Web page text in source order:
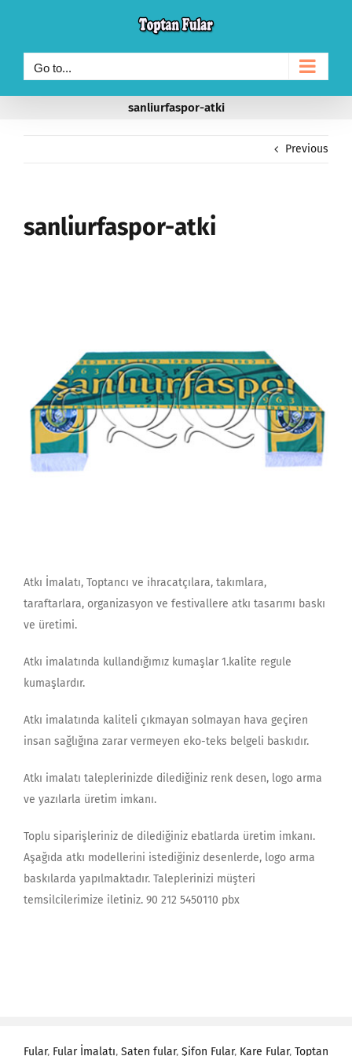
content
Go to...
sanliurfaspor-atki
Previous
sanliurfaspor-atki
Atkı İmalatı, Toptancı ve ihracatçılara, takımlara,
taraftarlara, organizasyon ve festivallere atkı tasarımı baskı
ve üretimi.
Atkı imalatında kullandığımız kumaşlar 1.kalite regule
kumaşlardır.
Atkı imalatında kaliteli çıkmayan solmayan hava geçiren
insan sağlığına zarar vermeyen eko-teks belgeli baskıdır.
Atkı imalatı taleplerinizde dilediğiniz renk desen, logo arma
ve yazılarla üretim imkanı.
Toplu siparişleriniz de dilediğiniz ebatlarda üretim imkanı.
Aşağıda atkı modellerini istediğiniz desenlerde, logo arma
baskılarda yapılmaktadır. Taleplerinizi müşteri
temsilcilerimize iletiniz. 90 212 5450110 pbx
Fular, Fular İmalatı, Saten fular, Şifon Fular, Kare Fular, Toptan